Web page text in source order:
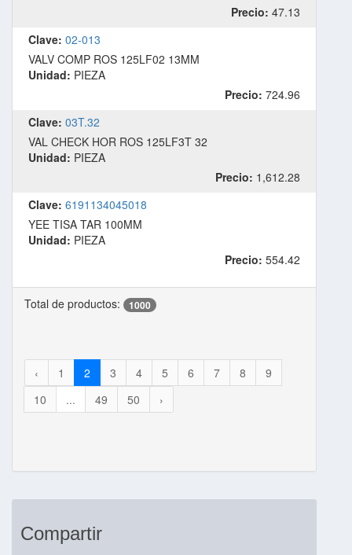
Precio: 47.13
Clave: 02-013
VALV COMP ROS 125LF02 13MM
Unidad: PIEZA
Precio: 724.96
Clave: 03T.32
VAL CHECK HOR ROS 125LF3T 32
Unidad: PIEZA
Precio: 1,612.28
Clave: 6191134045018
YEE TISA TAR 100MM
Unidad: PIEZA
Precio: 554.42
Total de productos: 1000
‹ 1 2 3 4 5 6 7 8
9
10
... 49 50 ›
Compartir